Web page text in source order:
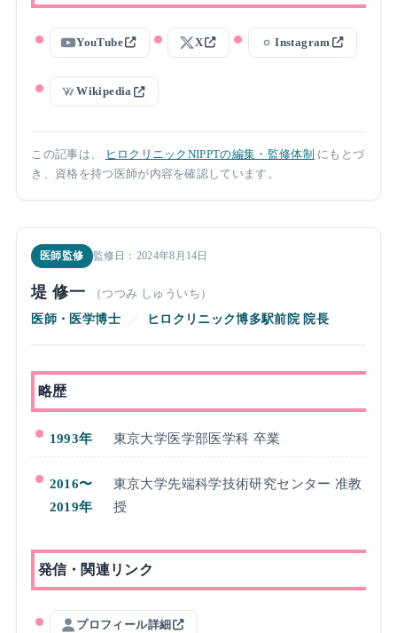
YouTube X Instagram
Wikipedia
この記事は、 ヒロクリニックNIPPTの編集・監修体制 にもとづ
き、資格を持つ医師が内容を確認しています。
医師監修 監修日：2024年8月14日
堤 修一
（つつみ しゅういち）
医師・医学博士
／ ヒロクリニック博多駅前院 院長
略歴
1993年 東京大学医学部医学科 卒業
2016〜
2019年
東京大学先端科学技術研究センター 准教
授
発信・関連リンク
プロフィール詳細